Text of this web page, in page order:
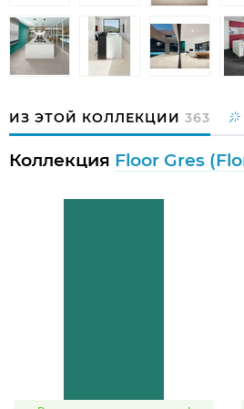
ИЗ ЭТОЙ КОЛЛЕКЦИИ 363
Коллекция Floor Gres